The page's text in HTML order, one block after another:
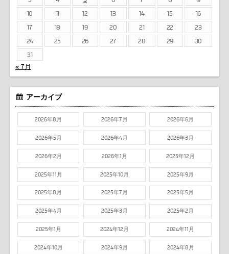
10
11 12 13 14 15
16
17
18 19 20 21 22
23
24
25 26 27 28 29
30
31
« 7月
アーカイブ
2026年8月 2026年7月 2026年6月
2026年5月 2026年4月 2026年3月
2026年2月 2026年1月 2025年12月
2025年11月 2025年10月 2025年9月
2025年8月 2025年7月 2025年5月
2025年4月 2025年3月 2025年2月
2025年1月 2024年12月 2024年11月
2024年10月 2024年9月 2024年8月